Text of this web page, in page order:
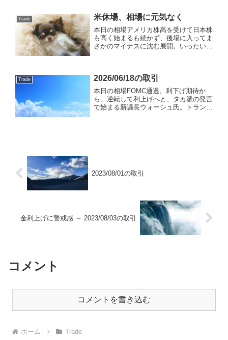
んこ盛り。その上、外国人が売り越し始
めたと来た😩一時はサ...
Trade 米休場、相場に元気なく
本日の相場アメリカ株高を受けて日本株
も高く始まるも続かず、後場に入ってま
さかのマイナスに沈む展開。いったい何
ェットさんをきっかけに、昨...
Trade 2026/06/18の取引
本日の相場FOMC通過。利下げ期待か
ら、逆転して利上げへと、タカ派の発言
で始まる新議長ウォーシュ氏。トランプ
2023/08/01の取引
金利上げに警戒感 ～ 2023/08/03の取引
コメント
コメントを書き込む
ホーム Trade